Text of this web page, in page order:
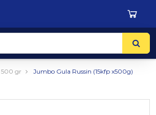
500 gr Jumbo Gula Russin (15kfp x500g)